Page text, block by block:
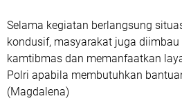
Selama kegiatan berlangsung
kondusif, masyarakat juga
kamtibmas dan memanfaatkan
Polri apabila membutuhkan
(Magdalena)